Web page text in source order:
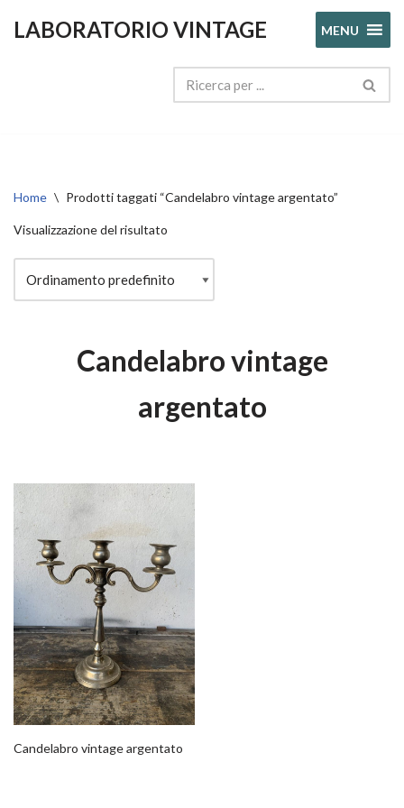
LABORATORIO VINTAGE MENU
Home \ Prodotti taggati “Candelabro vintage argentato”
Visualizzazione del risultato
Candelabro vintage
argentato
Candelabro vintage argentato